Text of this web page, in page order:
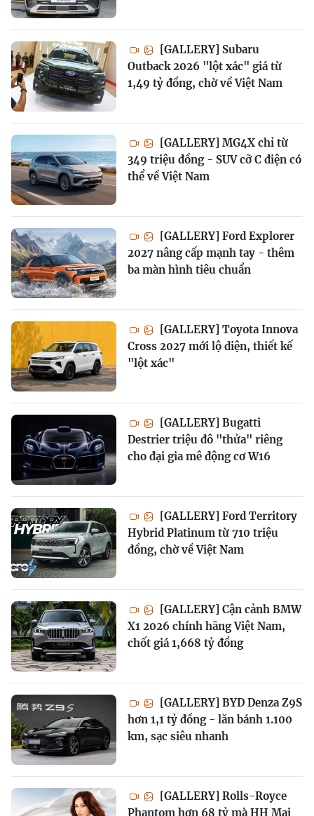
[GALLERY] Subaru
Outback 2026 "lột xác" giá từ
1,49 tỷ đồng, chờ về Việt Nam
[GALLERY] MG4X chỉ từ
349 triệu đồng - SUV cỡ C điện có
thể về Việt Nam
[GALLERY] Ford Explorer
2027 nâng cấp mạnh tay - thêm
ba màn hình tiêu chuẩn
[GALLERY] Toyota Innova
Cross 2027 mới lộ diện, thiết kế
"lột xác"
[GALLERY] Bugatti
Destrier triệu đô "thửa" riêng
cho đại gia mê động cơ W16
[GALLERY] Ford Territory
Hybrid Platinum từ 710 triệu
đồng, chờ về Việt Nam
[GALLERY] Cận cảnh BMW
X1 2026 chính hãng Việt Nam,
chốt giá 1,668 tỷ đồng
[GALLERY] BYD Denza Z9S
hơn 1,1 tỷ đồng - lăn bánh 1.100
km, sạc siêu nhanh
[GALLERY] Rolls-Royce
Phantom hơn 68 tỷ mà HH Mai